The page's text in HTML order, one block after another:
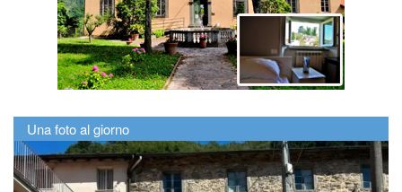
Una foto al giorno